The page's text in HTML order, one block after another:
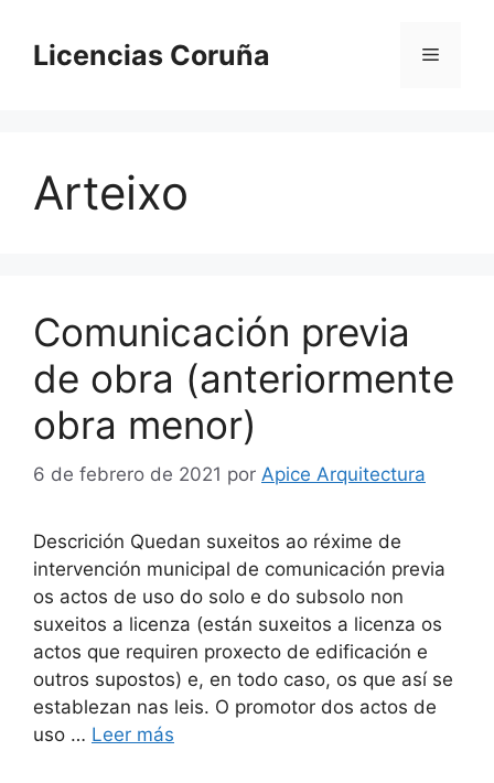
contenido
Licencias Coruña Menú
Arteixo
Comunicación previa
de obra (anteriormente
obra menor)
6 de febrero de 2021 por Apice Arquitectura
Descrición Quedan suxeitos ao réxime de
intervención municipal de comunicación previa
os actos de uso do solo e do subsolo non
suxeitos a licenza (están suxeitos a licenza os
actos que requiren proxecto de edificación e
outros supostos) e, en todo caso, os que así se
establezan nas leis. O promotor dos actos de
uso … Leer más